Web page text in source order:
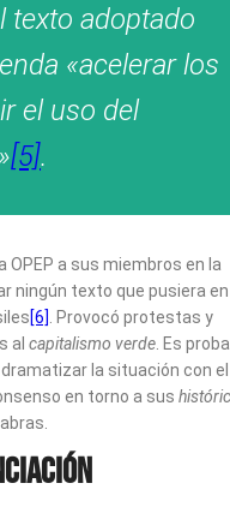
texto adoptado
«acelerar los
el uso del
[5].
OPEP a sus miembros en la
ningún texto que pusiera
[6]. Provocó protestas y
al capitalismo verde. Es
la situación con
en torno a sus